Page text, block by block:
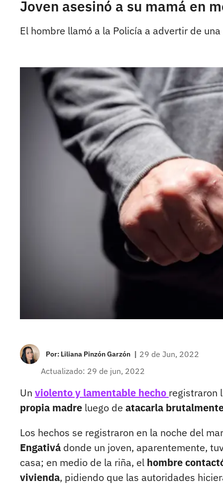
Joven asesinó a su mamá en
El hombre llamó a la Policía a advertir de
Por: Liliana Pinzón Garzón | 29 de Jun, 2022
Actualizado: 29 de jun, 2022
Un violento y lamentable hecho registraron
propia madre luego de atacarla
Los hechos se registraron en la noche del
Engativá donde un joven, aparentemente,
casa; en medio de la riña, el hombre
vivienda, pidiendo que las autoridades